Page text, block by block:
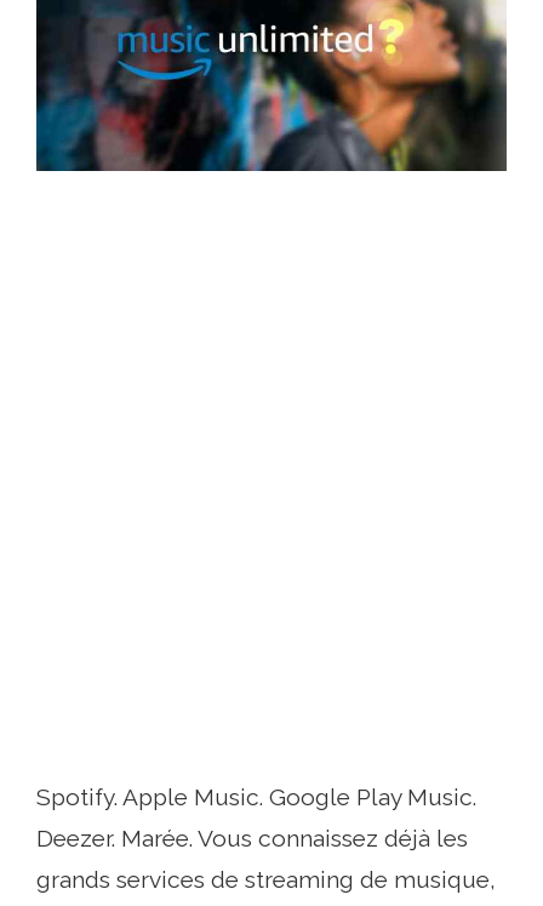
Spotify. Apple Music. Google Play Music.
Deezer. Marée. Vous connaissez déjà les
grands services de streaming de musique,